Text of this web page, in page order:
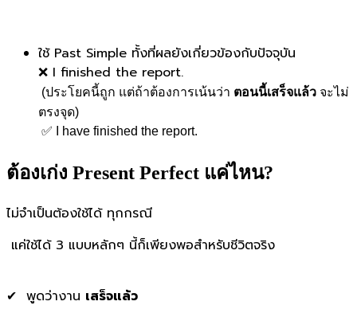
ใช้ Past Simple ทั้งที่ผลยังเกี่ยวข้องกับปัจจุบัน
❌ I finished the report.
(ประโยคนี้ถูก แต่ถ้าต้องการเน้นว่า ตอนนี้เสร็จแล้ว จะไม่
ตรงจุด)
✅ I have finished the report.
ต้องเก่ง Present Perfect แค่ไหน?
ไม่จำเป็นต้องใช้ได้ ทุกกรณี
แค่ใช้ได้ 3 แบบหลักๆ นี้ก็เพียงพอสำหรับชีวิตจริง
✔ พูดว่างาน เสร็จแล้ว